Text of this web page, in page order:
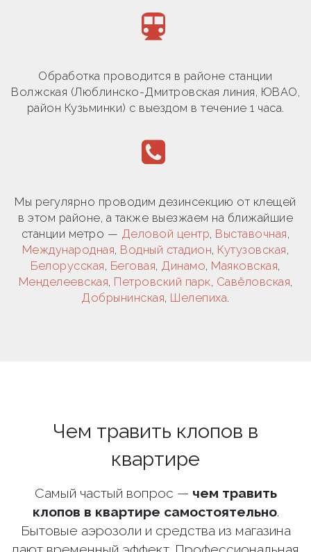
Обработка проводится в районе станции
Волжская (Люблинско-Дмитровская линия, ЮВАО,
район Кузьминки) с выездом в течение 1 часа.
Мы регулярно проводим дезинсекцию от клещей
в этом районе, а также выезжаем на ближайшие
станции метро — Деловой центр, Выставочная,
Международная, Водный стадион, Кутузовская,
Белорусская, Беговая, Динамо, Маяковская,
Менделеевская, Петровский парк, Савёловская,
Добрынинская, Шелепиха.
Чем травить клопов в
квартире
Самый частый вопрос — чем травить
клопов в квартире самостоятельно.
Бытовые аэрозоли и средства из магазина